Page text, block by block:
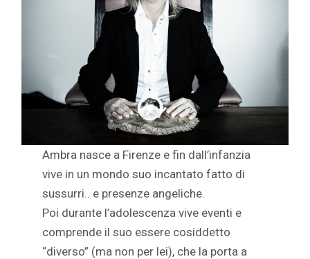
Ambra nasce a Firenze e fin dall’infanzia
vive in un mondo suo incantato fatto di
sussurri.. e presenze angeliche.
Poi durante l’adolescenza vive eventi e
comprende il suo essere cosiddetto
“diverso” (ma non per lei), che la porta a